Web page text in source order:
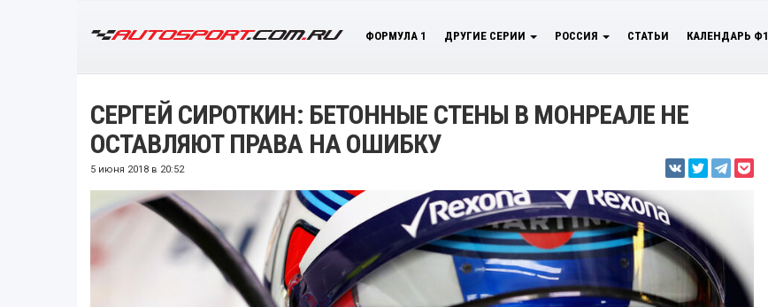
ФОРМУЛА 1 ДРУГИЕ СЕРИИ РОССИЯ СТАТЬИ КАЛЕНДАРЬ Ф1
СЕРГЕЙ СИРОТКИН: БЕТОННЫЕ СТЕНЫ В МОНРЕАЛЕ НЕ
ОСТАВЛЯЮТ ПРАВА НА ОШИБКУ
5 июня 2018 в 20:52